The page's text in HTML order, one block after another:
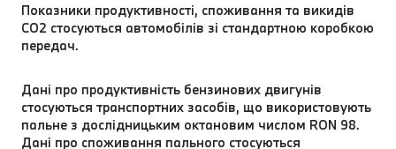
Показники продуктивності, споживання та викидів
CO2 стосуються автомобілів зі стандартною коробкою
передач.
Дані про продуктивність бензинових двигунів
стосуються транспортних засобів, що використовують
пальне з дослідницьким октановим числом RON 98.
Дані про споживання пального стосуються